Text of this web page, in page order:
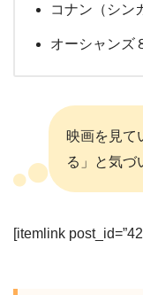
コナン（シン
オーシャンズ
映画を見て
る」と気づ
[itemlink